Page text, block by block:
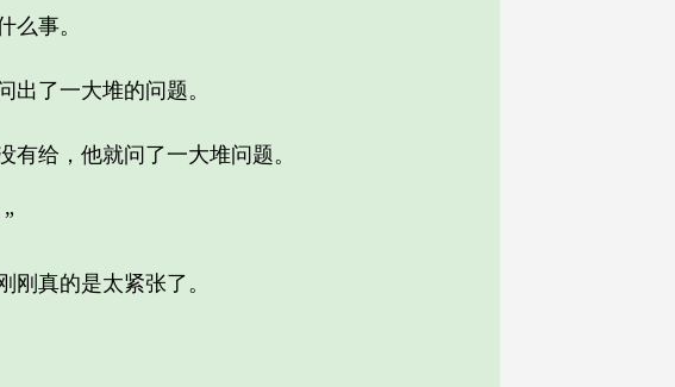
事。
了一大堆的问题。
给，他就问了一大堆问题。
真的是太紧张了。